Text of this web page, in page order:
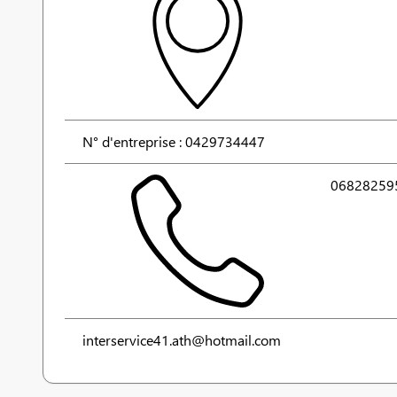
N° d'entreprise : 0429734447
interservice41.ath@hotmail.com